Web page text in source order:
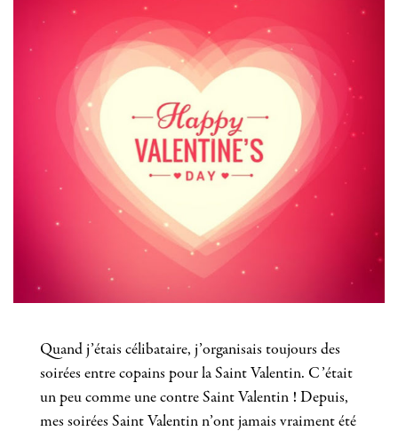
Quand j’étais célibataire, j’organisais toujours des
soirées entre copains pour la Saint Valentin. C’était
un peu comme une contre Saint Valentin ! Depuis,
mes soirées Saint Valentin n’ont jamais vraiment été